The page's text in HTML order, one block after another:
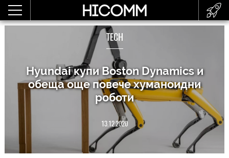
TECH
Hyundai купи Boston Dynamics и
обеща още повече хуманоидни
роботи
13.12.2020